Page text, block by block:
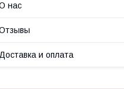
нас
Доставка и оплата